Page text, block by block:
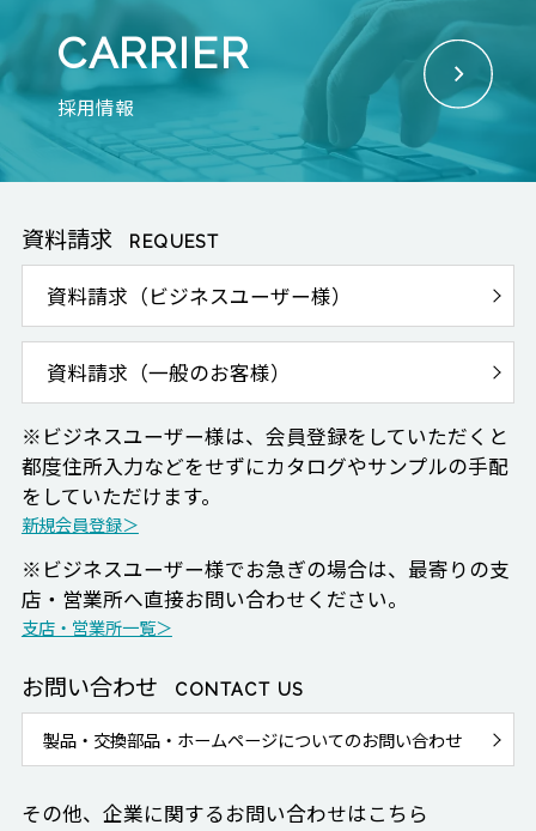
CARRIER
採用情報
資料請求 REQUEST
資料請求（ビジネスユーザー様）
資料請求（一般のお客様）
※ビジネスユーザー様は、会員登録をしていただくと
都度住所入力などをせずにカタログやサンプルの手配
をしていただけます。
新規会員登録＞
※ビジネスユーザー様でお急ぎの場合は、最寄りの支
店・営業所へ直接お問い合わせください。
支店・営業所一覧＞
お問い合わせ CONTACT US
製品・交換部品・ホームページについてのお問い合わせ
その他、企業に関するお問い合わせはこちら